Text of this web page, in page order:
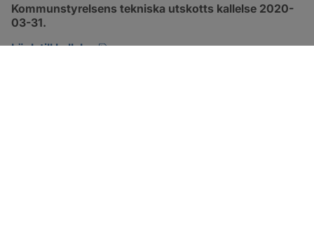
Kommunstyrelsens tekniska utskotts kallelse 2020-
03-31.
Länk till kallelse
pdf, öppnas i nytt fönster.